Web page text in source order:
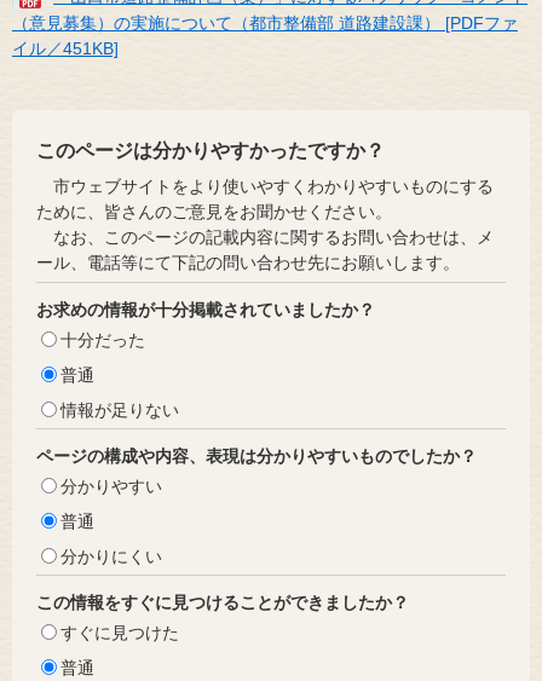
（意見募集）の実施について（都市整備部 道路建設課） [PDFファ
イル／451KB]
このページは分かりやすかったですか？
市ウェブサイトをより使いやすくわかりやすいものにする
ために、皆さんのご意見をお聞かせください。
なお、このページの記載内容に関するお問い合わせは、メ
ール、電話等にて下記の問い合わせ先にお願いします。
お求めの情報が十分掲載されていましたか？
十分だった
普通
情報が足りない
ページの構成や内容、表現は分かりやすいものでしたか？
分かりやすい
普通
分かりにくい
この情報をすぐに見つけることができましたか？
すぐに見つけた
普通